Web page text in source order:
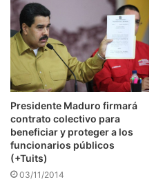
Presidente Maduro firmará
contrato colectivo para
beneficiar y proteger a los
funcionarios públicos
(+Tuits)
03/11/2014